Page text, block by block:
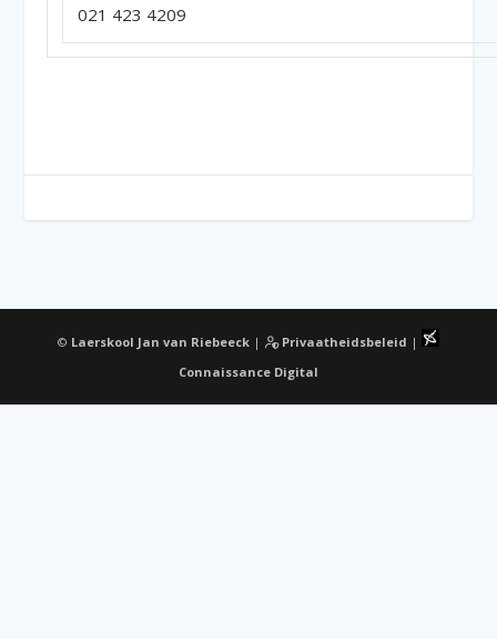
021 423 4209
© Laerskool Jan van Riebeeck| Privaatheidsbeleid |
Connaissance Digital